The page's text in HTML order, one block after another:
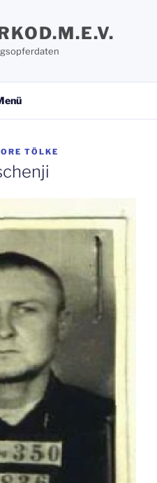
TÖLKE